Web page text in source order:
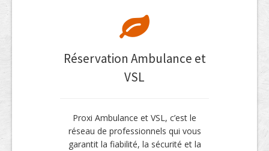
Réservation Ambulance et
VSL
Proxi Ambulance et VSL, c’est le
réseau de professionnels qui vous
garantit la fiabilité, la sécurité et la